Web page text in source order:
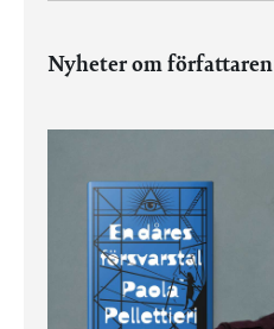
Nyheter om författaren